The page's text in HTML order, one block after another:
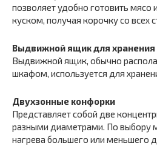
позволяет удобно готовить мясо
куском, получая корочку со всех
Выдвижной ящик для хранения
Выдвижной ящик, обычно
шкафом, используется для
Двухзонные конфорки
Представляет собой две
разными диаметрами. По выбору
нагрева большего или меньшего